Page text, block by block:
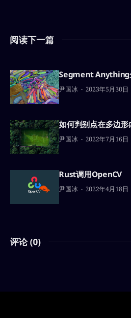
阅读下一篇
Segment Anything
尹国冰 2023年5月30日
如何判别点在多边形
尹国冰 2022年7月16日
Rust调用OpenCV
尹国冰 2022年4月18日
评论 (0)